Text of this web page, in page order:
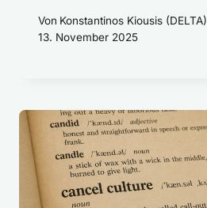
Von Konstantinos Kiousis (DELTA)
13. November 2025